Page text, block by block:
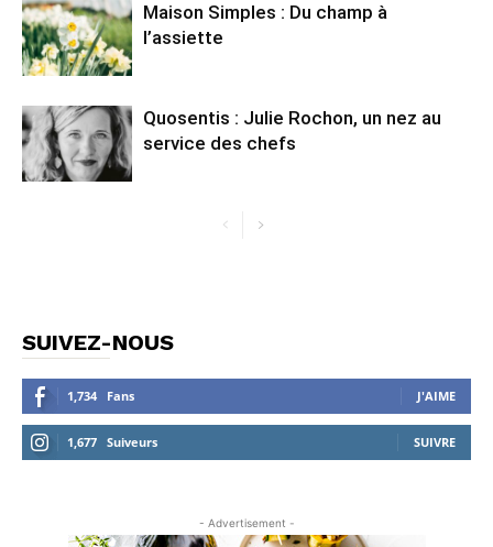
Maison Simples : Du champ à
l’assiette
Quosentis : Julie Rochon, un nez au
service des chefs
SUIVEZ-NOUS
1,734 Fans J'AIME
1,677 Suiveurs SUIVRE
- Advertisement -